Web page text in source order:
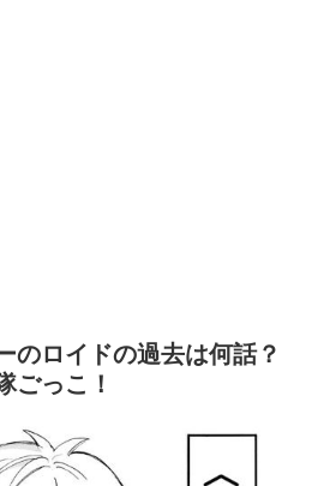
のロイドの過去は何話？
ごっこ！